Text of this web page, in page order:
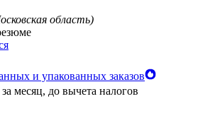
область)
и упакованных заказов
за месяц, до вычета налогов